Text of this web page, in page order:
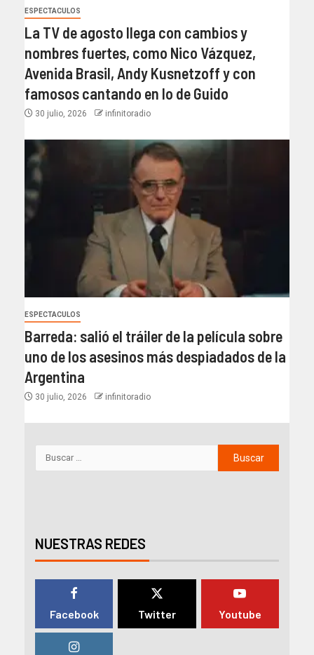
ESPECTACULOS
La TV de agosto llega con cambios y
nombres fuertes, como Nico Vázquez,
Avenida Brasil, Andy Kusnetzoff y con
famosos cantando en lo de Guido
30 julio, 2026 infinitoradio
ESPECTACULOS
Barreda: salió el tráiler de la película sobre
uno de los asesinos más despiadados de la
Argentina
30 julio, 2026 infinitoradio
NUESTRAS REDES
Facebook Twitter Youtube